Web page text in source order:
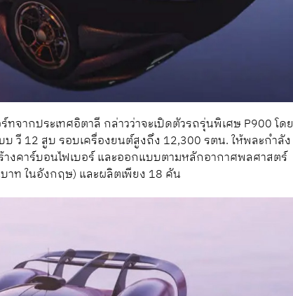
จากประเทศอิตาลี กล่าวว่าจะเปิดตัวรถรุ่นพิเศษ P900 โดย
วี 12 สูบ รอบเครื่องยนต์สูงถึง 12,300 รตน. ให้พละกำลัง
งคาร์บอนไฟเบอร์ และออกแบบตามหลักอากาศพลศาสตร์
ท ในอังกฤษ) และผลิตเพียง 18 คัน